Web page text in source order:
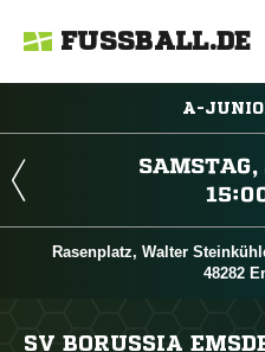
FUSSBALL.DE
A-

Rasenplatz, Walter
48282
SV BORUSSIA